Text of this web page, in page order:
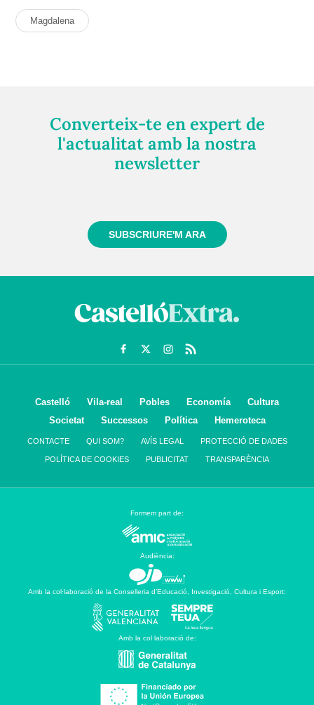
Magdalena
Converteix-te en expert de
l'actualitat amb la nostra
newsletter
SUBSCRIURE'M ARA
Castelló Vila-real Pobles Economía
Cultura
Societat
Successos Política Hemeroteca
CONTACTE QUI SOM? AVÍS LEGAL PROTECCIÓ DE DADES
POLÍTICA DE COOKIES PUBLICITAT TRANSPARÈNCIA
Formem part de:
Audiència:
Amb la col·laboració de la Conselleria d’Educació, Investigació, Cultura i Esport:
Amb la col·laboració de: